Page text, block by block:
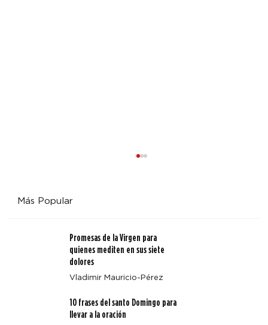
San Juan Pablo II y Estados Unidos
Más Popular
Promesas de la Virgen para
quienes mediten en sus siete
dolores
Vladimir Mauricio-Pérez
10 frases del santo Domingo para
llevar a la oración